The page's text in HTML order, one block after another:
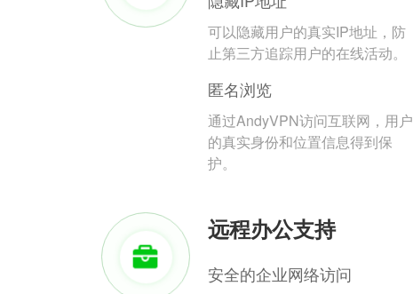
可以隐藏用户的真实IP地址，防
止第三方追踪用户的在线活动。
匿名浏览
通过AndyVPN访问互联网，用户
的真实身份和位置信息得到保
护。
远程办公支持
安全的企业网络访问